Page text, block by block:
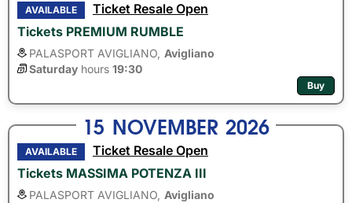
AVAILABLE
Ticket Resale Open
Tickets PREMIUM RUMBLE
PALASPORT AVIGLIANO, Avigliano
Saturday hours 19:30
Buy
15 NOVEMBER 2026
AVAILABLE
Ticket Resale Open
Tickets MASSIMA POTENZA III
PALASPORT AVIGLIANO, Avigliano